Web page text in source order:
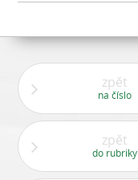
zpět
na číslo
zpět
do rubriky